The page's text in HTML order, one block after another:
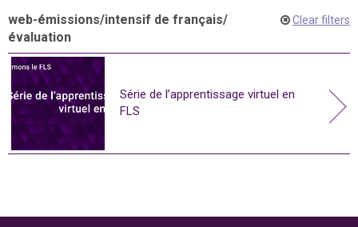
web-émissions/intensif de français/
évaluation
Clear filters
Série de l’apprentissage virtuel en
FLS